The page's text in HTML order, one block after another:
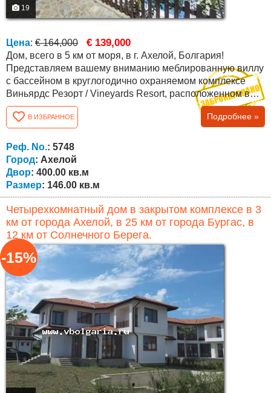
19
Цена: € 164,000 € 139,000
Дом, всего в 5 км от моря, в г. Ахелой, Болгария!
Представляем вашему вниманию меблированную виллу
с бассейном в круглогодично охраняемом комплексе
Виньярдс Резорт / Vineyards Resort, расположенном в
юго-восточной Болгарии, недалеко от моря, городка
Каблешково, а также до курортов поселка Ахелой (в 5 км
от пляжа) и курорта Солнечный Берег (10 мин езды).
Комплекс расположен на красивом холме у подножия
горы Стара планина с прекрасным...
В ИЗБРАННОЕ Подробнее »
Реф. No.: 5748
Город: Ахелой
Двор: 400.00 кв.м
Размер: 146.00 кв.м
Четырехкомнатный дом в закрытом комплексе в 3
км от города Ахелой, в 25 км от города Бургас, в
12 км от Солнечного Берега.
-15%